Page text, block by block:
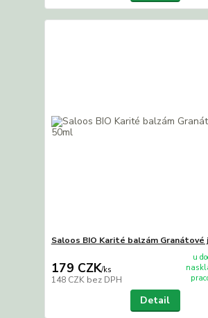
Saloos BIO Karité balzám Granátové
179 CZK/ks
148 CZK bez DPH
u
Detail